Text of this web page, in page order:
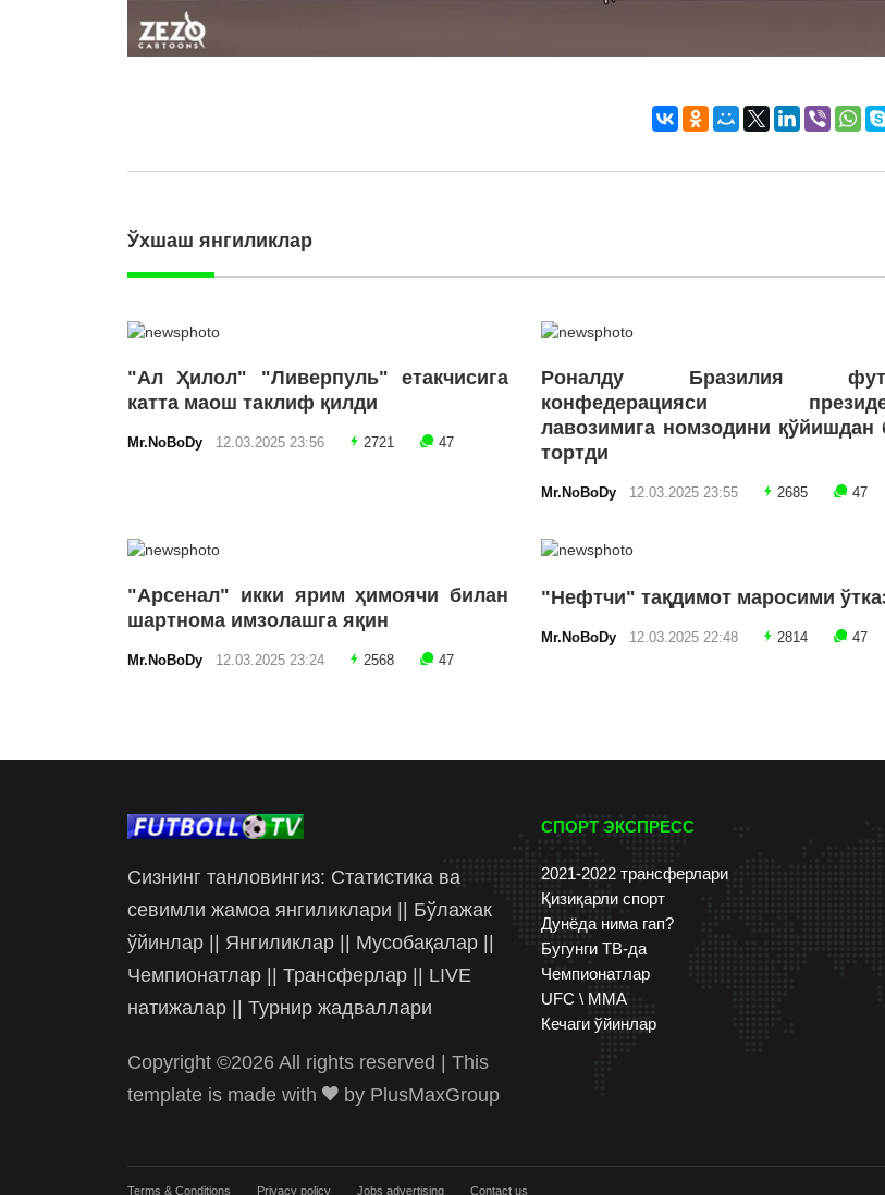
Ўхшаш янгиликлар
"Ал Ҳилол" "Ливерпуль" етакчисига
катта маош таклиф қилди
Mr.NoBoDy 12.03.2025 23:56 2721 47
Роналду Бразилия
конфедерацияси
лавозимига номзодини қўйишдан
тортди
Mr.NoBoDy 12.03.2025 23:55 2685 47
"Арсенал" икки ярим ҳимоячи билан
шартнома имзолашга яқин
Mr.NoBoDy 12.03.2025 23:24 2568 47
"Нефтчи" тақдимот маросими
Mr.NoBoDy 12.03.2025 22:48 2814 47
Сизнинг танловингиз: Статистика ва
севимли жамоа янгиликлари || Бўлажак
ўйинлар || Янгиликлар || Мусобақалар ||
Чемпионатлар || Трансферлар || LIVE
натижалар || Турнир жадваллари
Copyright ©2026 All rights reserved | This
template is made with
by PlusMaxGroup
СПОРТ ЭКСПРЕСС
2021-2022 трансферлари
Қизиқарли спорт
Дунёда нима гап?
Бугунги ТВ-да
Чемпионатлар
UFC \ ММА
Кечаги ўйинлар
Terms & Conditions Privacy policy Jobs advertising Contact us